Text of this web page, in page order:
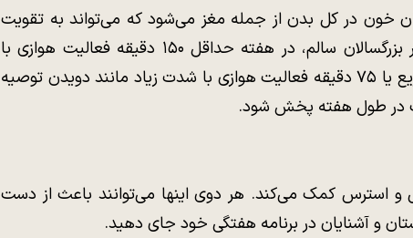
خون در کل بدن از جمله مغز می‌شود که می‌تواند به تقویت
حافظه شما کمک کند. برای اکثر بزرگسالان سالم، در هفته حداقل ۱۵۰ دقیقه فعالیت هوازی با
شدت متوسط مانند پیاده‌روی سریع یا ۷۵ دقیقه فعالیت هوازی با شدت زیاد مانند دویدن توصیه
در طول هفته پخش شود.
و استرس کمک می‌کند. هر دوی اینها می‌توانند باعث از دست
و آشنایان در برنامه هفتگی خود جای دهید.